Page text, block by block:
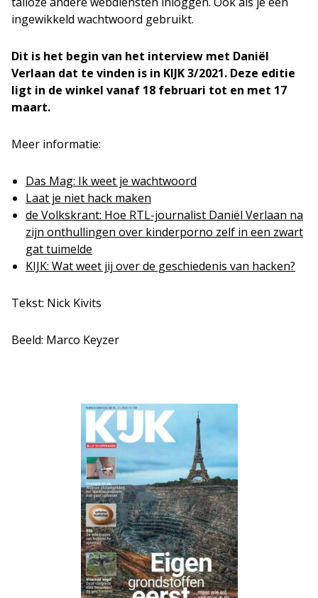
ingewikkeld wachtwoord gebruikt.
Dit is het begin van het interview met Daniël
Verlaan dat te vinden is in KIJK 3/2021. Deze editie
ligt in de winkel vanaf 18 februari tot en met 17
maart.
Meer informatie:
Das Mag: Ik weet je wachtwoord
Laat je niet hack maken
de Volkskrant: Hoe RTL-journalist Daniël Verlaan na
zijn onthullingen over kinderporno zelf in een zwart
gat tuimelde
KIJK: Wat weet jij over de geschiedenis van hacken?
Tekst: Nick Kivits
Beeld: Marco Keyzer